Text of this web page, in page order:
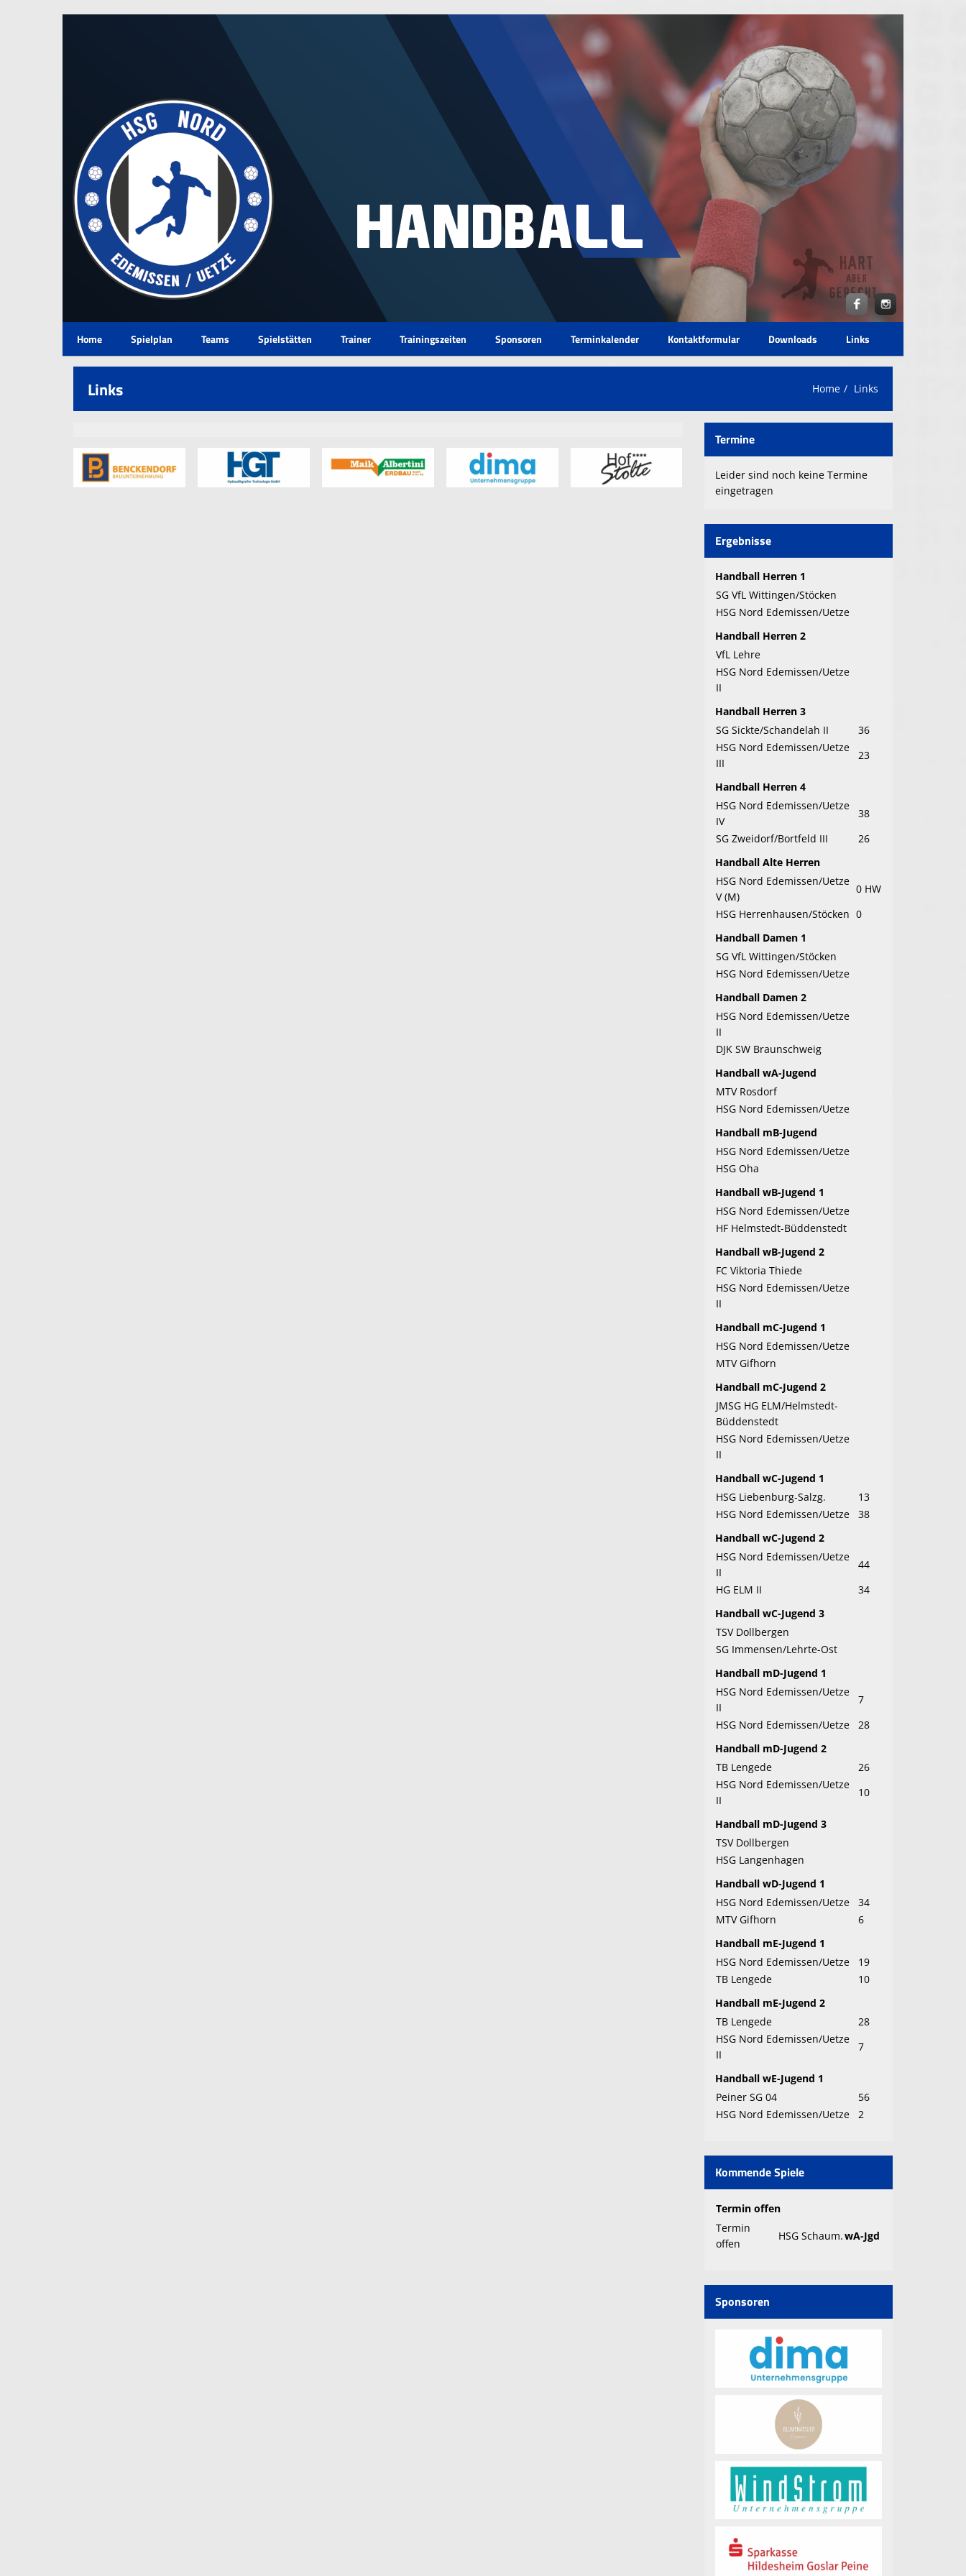
Home Spielplan Teams Spielstätten Trainer Trainingszeiten Sponsoren Terminkalender Kontaktformular Downloads Links
Links Home Links
Termine
Leider sind noch keine Termine
eingetragen
Ergebnisse
Handball Herren 1
SG VfL Wittingen/Stöcken
HSG Nord Edemissen/Uetze
Handball Herren 2
VfL Lehre
HSG Nord Edemissen/Uetze
II
Handball Herren 3
SG Sickte/Schandelah II
36
HSG Nord Edemissen/Uetze
III
23
Handball Herren 4
HSG Nord Edemissen/Uetze
IV
38
SG Zweidorf/Bortfeld III
26
Handball Alte Herren
HSG Nord Edemissen/Uetze
V (M)
0 HW
HSG Herrenhausen/Stöcken 0
Handball Damen 1
SG VfL Wittingen/Stöcken
HSG Nord Edemissen/Uetze
Handball Damen 2
HSG Nord Edemissen/Uetze
II
DJK SW Braunschweig
Handball wA-Jugend
MTV Rosdorf
HSG Nord Edemissen/Uetze
Handball mB-Jugend
HSG Nord Edemissen/Uetze
HSG Oha
Handball wB-Jugend 1
HSG Nord Edemissen/Uetze
HF Helmstedt-Büddenstedt
Handball wB-Jugend 2
FC Viktoria Thiede
HSG Nord Edemissen/Uetze
II
Handball mC-Jugend 1
HSG Nord Edemissen/Uetze
MTV Gifhorn
Handball mC-Jugend 2
JMSG HG ELM/Helmstedt-
Büddenstedt
HSG Nord Edemissen/Uetze
II
Handball wC-Jugend 1
HSG Liebenburg-Salzg.
13
HSG Nord Edemissen/Uetze
38
Handball wC-Jugend 2
HSG Nord Edemissen/Uetze
II
44
HG ELM II
34
Handball wC-Jugend 3
TSV Dollbergen
SG Immensen/Lehrte-Ost
Handball mD-Jugend 1
HSG Nord Edemissen/Uetze
II
7
HSG Nord Edemissen/Uetze
28
Handball mD-Jugend 2
TB Lengede
26
HSG Nord Edemissen/Uetze
II
10
Handball mD-Jugend 3
TSV Dollbergen
HSG Langenhagen
Handball wD-Jugend 1
HSG Nord Edemissen/Uetze
34
MTV Gifhorn
6
Handball mE-Jugend 1
HSG Nord Edemissen/Uetze
19
TB Lengede
10
Handball mE-Jugend 2
TB Lengede
28
HSG Nord Edemissen/Uetze
II
7
Handball wE-Jugend 1
Peiner SG 04
56
HSG Nord Edemissen/Uetze
2
Kommende Spiele
Termin offen
Termin
offen
HSG Schaum.wA-Jgd
Sponsoren